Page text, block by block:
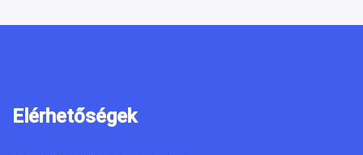
Elérhetőségek